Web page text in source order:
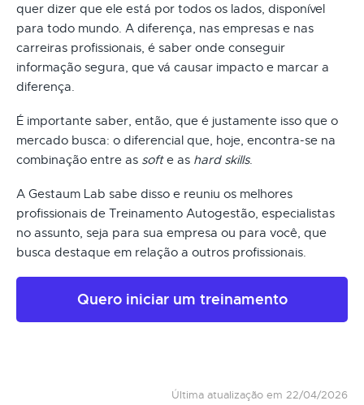
quer dizer que ele está por todos os lados, disponível
para todo mundo. A diferença, nas empresas e nas
carreiras profissionais, é saber onde conseguir
informação segura, que vá causar impacto e marcar a
diferença.
É importante saber, então, que é justamente isso que o
mercado busca: o diferencial que, hoje, encontra-se na
combinação entre as softe as hard skills.
A Gestaum Lab sabe disso e reuniu os melhores
profissionais de Treinamento Autogestão, especialistas
no assunto, seja para sua empresa ou para você, que
busca destaque em relação a outros profissionais.
Quero iniciar um treinamento
Última atualização em 22/04/2026